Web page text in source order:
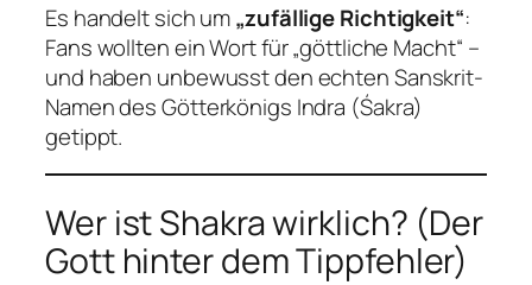
Es handelt sich um„zufällige Richtigkeit“:
Fans wollten ein Wort für „göttliche Macht“ –
und haben unbewusst den echten Sanskrit-
Namen des Götterkönigs Indra (Śakra)
getippt.
Wer ist Shakra wirklich? (Der
Gott hinter dem Tippfehler)